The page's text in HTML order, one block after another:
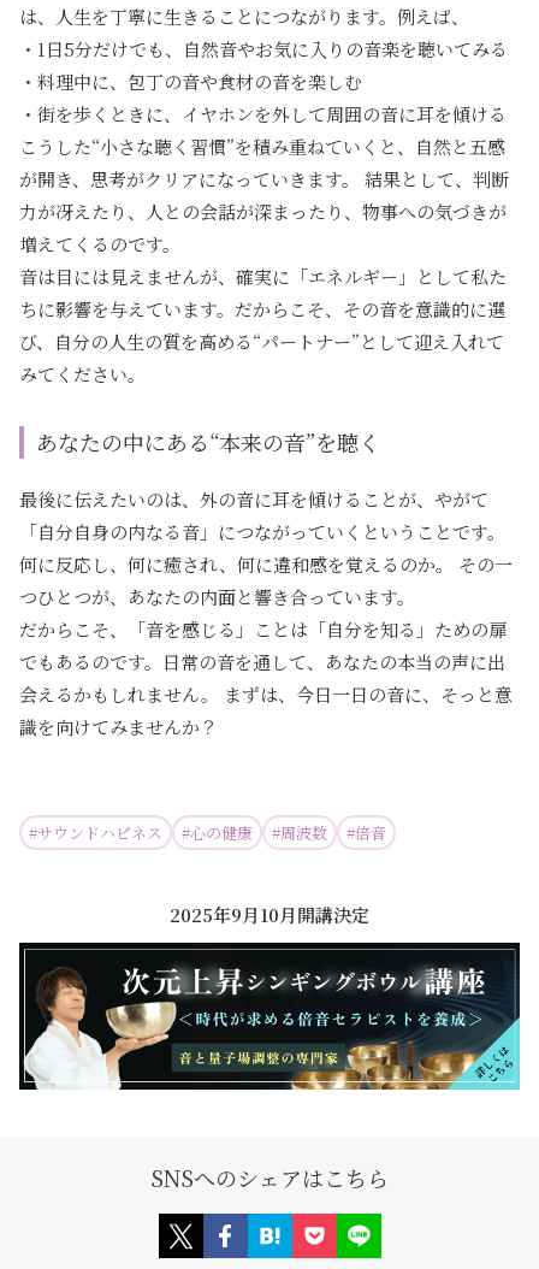
は、人生を丁寧に生きることにつながります。例えば、
・1日5分だけでも、自然音やお気に入りの音楽を聴いてみる
・料理中に、包丁の音や食材の音を楽しむ
・街を歩くときに、イヤホンを外して周囲の音に耳を傾ける
こうした“小さな聴く習慣”を積み重ねていくと、自然と五感
が開き、思考がクリアになっていきます。 結果として、判断
力が冴えたり、人との会話が深まったり、物事への気づきが
増えてくるのです。
音は目には見えませんが、確実に「エネルギー」として私た
ちに影響を与えています。だからこそ、その音を意識的に選
び、自分の人生の質を高める“パートナー”として迎え入れて
みてください。
あなたの中にある“本来の音”を聴く
最後に伝えたいのは、外の音に耳を傾けることが、やがて
「自分自身の内なる音」につながっていくということです。
何に反応し、何に癒され、何に違和感を覚えるのか。 その一
つひとつが、あなたの内面と響き合っています。
だからこそ、「音を感じる」ことは「自分を知る」ための扉
でもあるのです。日常の音を通して、あなたの本当の声に出
会えるかもしれません。 まずは、今日一日の音に、そっと意
識を向けてみませんか？
#サウンドハピネス #心の健康 #周波数 #倍音
2025年9月10月開講決定
SNSへのシェアはこちら